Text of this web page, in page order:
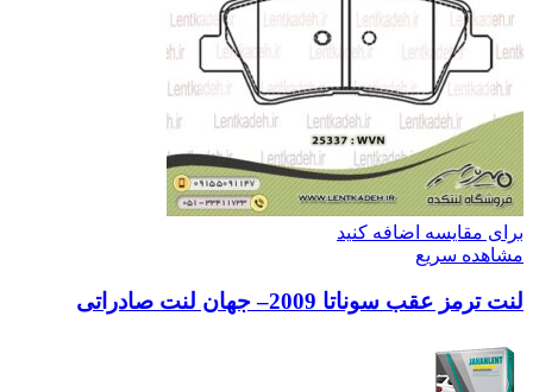
برای مقایسه اضافه کنید
مشاهده سریع
لنت ترمز عقب سوناتا 2009– جهان لنت صادراتی